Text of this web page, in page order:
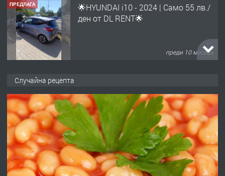
ПРЕДЛАГА
🌟HYUNDAI i10 - 2024 | Само 55 лв./
ден от DL RENT🌟
преди 10 месеца
преди 1 година
ПРЕДЛАГА
Професионална зеленчукорезачка
за заведения и дома
Случайна рецепта